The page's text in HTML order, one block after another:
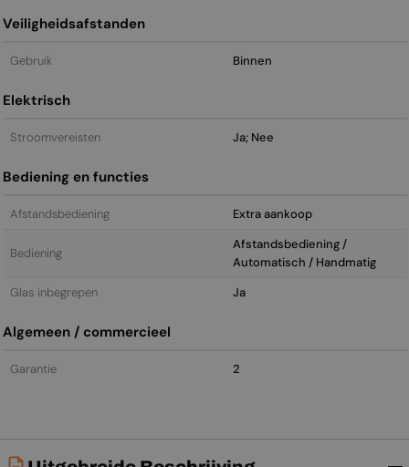
Veiligheidsafstanden
Gebruik Binnen
Elektrisch
Stroomvereisten Ja; Nee
Bediening en functies
Afstandsbediening Extra aankoop
Bediening
Afstandsbediening /
Automatisch / Handmatig
Glas inbegrepen
Ja
Algemeen / commercieel
Garantie 2